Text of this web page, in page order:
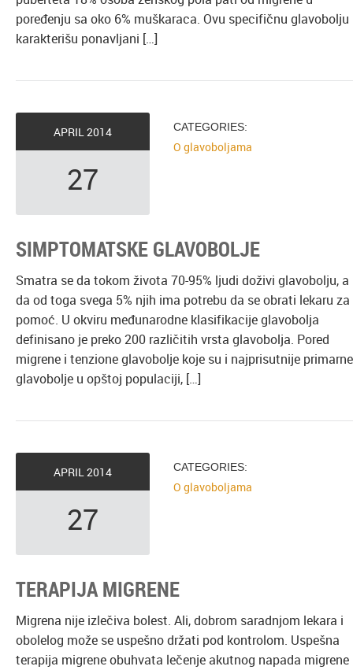
poređenju sa oko 6% muškaraca. Ovu specifičnu glavobolju
karakterišu ponavljani […]
APRIL2014
27
CATEGORIES:
O glavoboljama
SIMPTOMATSKE GLAVOBOLJE
Smatra se da tokom života 70-95% ljudi doživi glavobolju, a
da od toga svega 5% njih ima potrebu da se obrati lekaru za
pomoć. U okviru međunarodne klasifikacije glavobolja
definisano je preko 200 različitih vrsta glavobolja. Pored
migrene i tenzione glavobolje koje su i najprisutnije primarne
glavobolje u opštoj populaciji, […]
APRIL2014
27
CATEGORIES:
O glavoboljama
TERAPIJA MIGRENE
Migrena nije izlečiva bolest. Ali, dobrom saradnjom lekara i
obolelog može se uspešno držati pod kontrolom. Uspešna
terapija migrene obuhvata lečenje akutnog napada migrene